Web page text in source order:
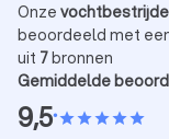
Onze
beoordeeld met
uit 7bronnen
Gemiddelde
9,5•starstarstarstarstar